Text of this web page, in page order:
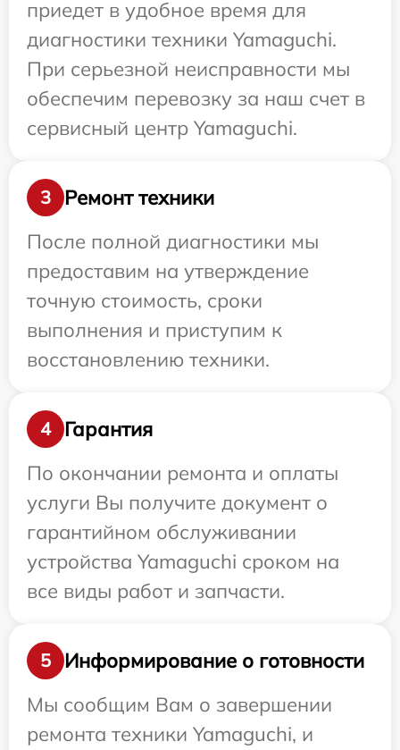
приедет в удобное время для
диагностики техники Yamaguchi.
При серьезной неисправности мы
обеспечим перевозку за наш счет в
сервисный центр Yamaguchi.
3
Ремонт техники
После полной диагностики мы
предоставим на утверждение
точную стоимость, сроки
выполнения и приступим к
восстановлению техники.
4
Гарантия
По окончании ремонта и оплаты
услуги Вы получите документ о
гарантийном обслуживании
устройства Yamaguchi сроком на
все виды работ и запчасти.
5
Информирование о готовности
Мы сообщим Вам о завершении
ремонта техники Yamaguchi, и